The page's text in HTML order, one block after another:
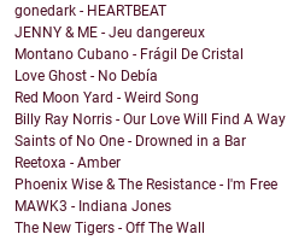
gonedark - HEARTBEAT
JENNY & ME - Jeu dangereux
Montano Cubano - Frágil De Cristal
Love Ghost - No Debía
Red Moon Yard - Weird Song
Billy Ray Norris - Our Love Will Find A Way
Saints of No One - Drowned in a Bar
Reetoxa - Amber
Phoenix Wise & The Resistance - I'm Free
MAWK3 - Indiana Jones
The New Tigers - Off The Wall